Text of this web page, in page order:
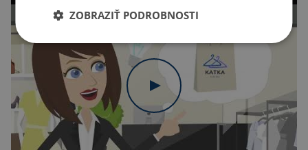
ZOBRAZIŤ PODROBNOSTI